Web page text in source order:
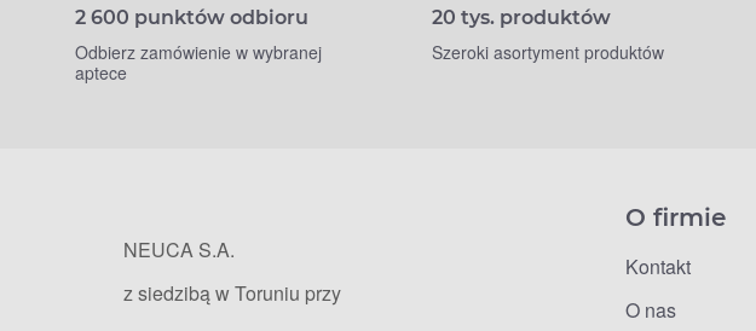
2 600 punktów odbioru
Odbierz zamówienie w wybranej
aptece
20 tys. produktów
Szeroki asortyment produktów
NEUCA S.A.
z siedzibą w Toruniu przy
O firmie
Kontakt
O nas